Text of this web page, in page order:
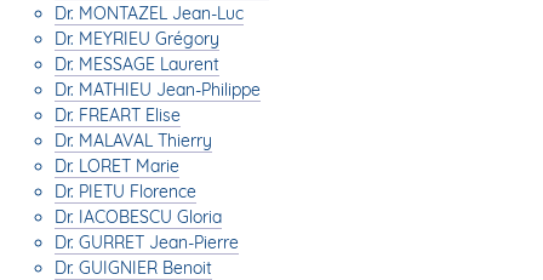
Dr. MONTAZEL Jean-Luc
Dr. MEYRIEU Grégory
Dr. MESSAGE Laurent
Dr. MATHIEU Jean-Philippe
Dr. FREART Elise
Dr. MALAVAL Thierry
Dr. LORET Marie
Dr. PIETU Florence
Dr. IACOBESCU Gloria
Dr. GURRET Jean-Pierre
Dr. GUIGNIER Benoit